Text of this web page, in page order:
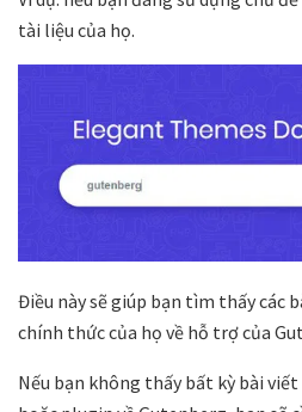
tài liệu của họ.
Điều này sẽ giúp bạn tìm thấy các
chính thức của họ về hỗ trợ của
Nếu bạn không thấy bất kỳ bài